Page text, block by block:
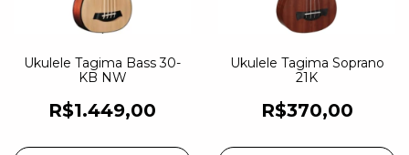
Ukulele Tagima Bass 30-
KB NW
R$1.449,00
Ukulele Tagima Soprano
21K
R$370,00